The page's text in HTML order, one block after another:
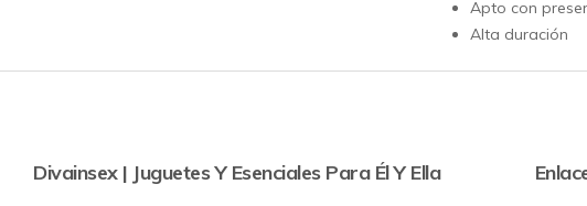
Apto con
Alta duración
Divainsex | Juguetes Y Esenciales Para Él Y Ella